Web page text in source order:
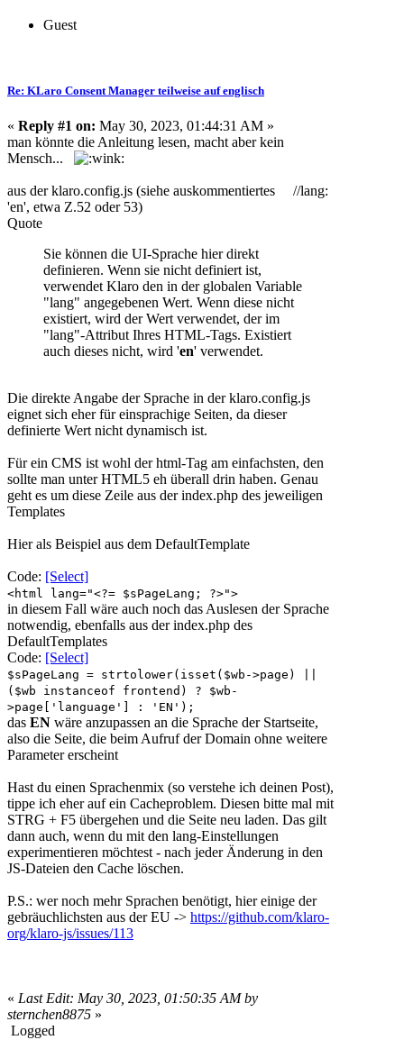
Guest
Re: KLaro Consent Manager teilweise auf englisch
« Reply #1 on: May 30, 2023, 01:44:31 AM »
man könnte die Anleitung lesen, macht aber kein
Mensch...
aus der klaro.config.js (siehe auskommentiertes //lang:
'en', etwa Z.52 oder 53)
Quote
Sie können die UI-Sprache hier direkt
definieren. Wenn sie nicht definiert ist,
verwendet Klaro den in der globalen Variable
"lang" angegebenen Wert. Wenn diese nicht
existiert, wird der Wert verwendet, der im
"lang"-Attribut Ihres HTML-Tags. Existiert
auch dieses nicht, wird 'en' verwendet.
Die direkte Angabe der Sprache in der klaro.config.js
eignet sich eher für einsprachige Seiten, da dieser
definierte Wert nicht dynamisch ist.
Für ein CMS ist wohl der html-Tag am einfachsten, den
sollte man unter HTML5 eh überall drin haben. Genau
geht es um diese Zeile aus der index.php des jeweiligen
Templates
Hier als Beispiel aus dem DefaultTemplate
Code: [Select]
<html lang="<?= $sPageLang; ?>">
in diesem Fall wäre auch noch das Auslesen der Sprache
notwendig, ebenfalls aus der index.php des
DefaultTemplates
Code: [Select]
$sPageLang = strtolower(isset($wb->page) ||
($wb instanceof frontend) ? $wb-
>page['language'] : 'EN');
das EN wäre anzupassen an die Sprache der Startseite,
also die Seite, die beim Aufruf der Domain ohne weitere
Parameter erscheint
Hast du einen Sprachenmix (so verstehe ich deinen Post),
tippe ich eher auf ein Cacheproblem. Diesen bitte mal mit
STRG + F5 übergehen und die Seite neu laden. Das gilt
dann auch, wenn du mit den lang-Einstellungen
experimentieren möchtest - nach jeder Änderung in den
JS-Dateien den Cache löschen.
P.S.: wer noch mehr Sprachen benötigt, hier einige der
gebräuchlichsten aus der EU -> https://github.com/klaro-
org/klaro-js/issues/113
« Last Edit: May 30, 2023, 01:50:35 AM by
sternchen8875 »
Logged